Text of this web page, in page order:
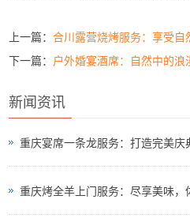
上一篇：合川露营烧烤服务：享受自
下一篇： 户外婚宴酒席：自然中的浪
新闻资讯
重庆宴席一条龙服务：打造完美
重庆烤全羊上门服务：尽享美味，